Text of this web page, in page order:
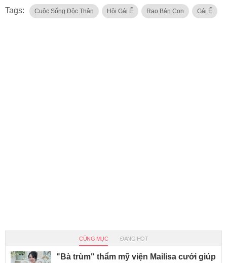
Tags: Cuộc Sống Độc Thân Hội Gái Ế Rao Bán Con Gái Ế
CÙNG MỤC ĐANG HOT
"Bà trùm" thẩm mỹ viện Mailisa cưới giúp